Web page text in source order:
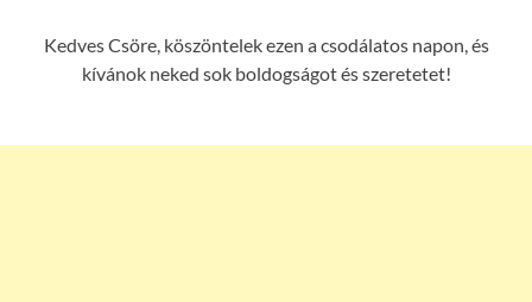
Kedves Csöre, köszöntelek ezen a csodálatos napon, és
kívánok neked sok boldogságot és szeretetet!